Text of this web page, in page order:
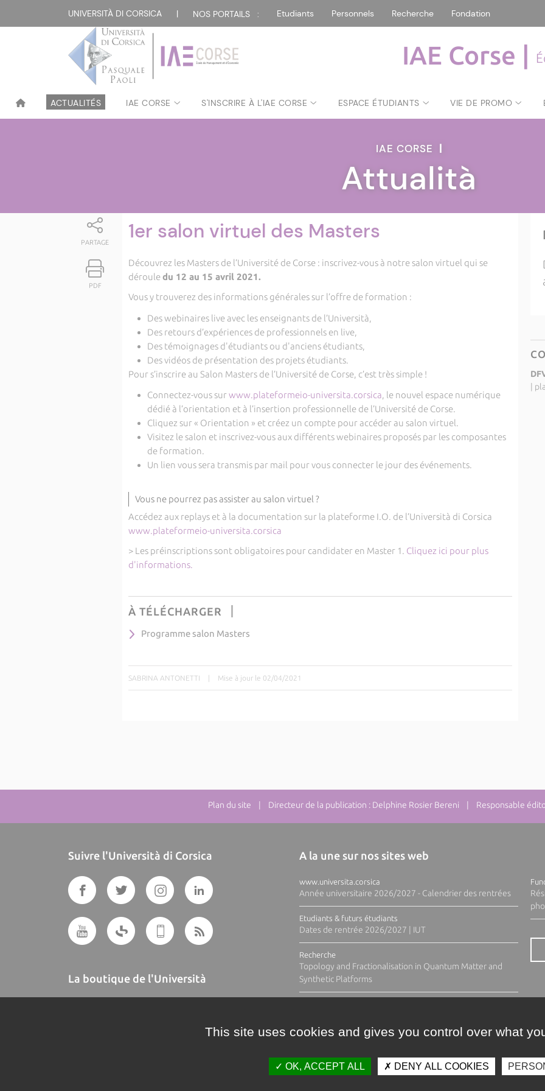
UNIVERSITÀ DI CORSICA | NOS PORTAILS : Etudiants Personnels Recherche Fondation
IAE Corse |
ACTUALITÉS IAE CORSE S'INSCRIRE À L'IAE CORSE ESPACE ÉTUDIANTS VIE DE PROMO
IAE CORSE |
Attualità
PARTAGE
PDF
1er salon virtuel des Masters
Découvrez les Masters de l’Université de Corse : inscrivez-vous à notre salon virtuel qui se
dérouledu 12 au 15 avril 2021.
Vous y trouverez des informations générales sur l’offre de formation :
Des webinaires live avec les enseignants de l’Università,
Des retours d’expériences de professionnels en live,
Des témoignages d'étudiants ou d'anciens étudiants,
Des vidéos de présentation des projets étudiants.
Pour s’inscrire au Salon Masters de l’Université de Corse, c’est très simple !
Connectez-vous surwww.plateformeio-universita.corsica, le nouvel espace numérique
dédié à l’orientation et à l’insertion professionnelle de l’Université de Corse.
Cliquez sur « Orientation » et créez un compte pour accéder au salon virtuel.
Visitez le salon et inscrivez-vous aux différents webinaires proposés par les composantes
de formation.
Un lien vous sera transmis par mail pour vous connecter le jour des événements.
Vous ne pourrez pas assister au salon virtuel ?
Accédez aux replays et à la documentation sur la plateforme I.O. de l’Università di Corsica
www.plateformeio-universita.corsica
> Les préinscriptions sont obligatoires pour candidater en Master 1. Cliquez ici pour plus
d'informations.
À TÉLÉCHARGER
Programme salon Masters
SABRINA ANTONETTI | Mise à jour le 02/04/2021
Plan du site | Directeur de la publication : Delphine Rosier Bereni | Responsable
Suivre l'Università di Corsica
La boutique de l'Università
A la une sur nos sites web
www.universita.corsica
Année universitaire 2026/2027 - Calendrier des rentrées
Etudiants & futurs étudiants
Dates de rentrée 2026/2027 | IUT
Recherche
Topology and Fractionalisation in Quantum Matter and
Synthetic Platforms
This site uses cookies and gives you control over what
OK, ACCEPT ALL DENY ALL COOKIES